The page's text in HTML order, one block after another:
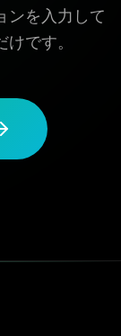
ンを入力して
です。